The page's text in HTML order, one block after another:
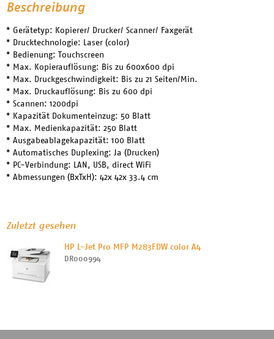
Beschreibung
* Gerätetyp: Kopierer/ Drucker/ Scanner/ Faxgerät
* Drucktechnologie: Laser (color)
* Bedienung: Touchscreen
* Max. Kopierauflösung: Bis zu 600x600 dpi
* Max. Druckgeschwindigkeit: Bis zu 21 Seiten/Min.
* Max. Druckauflösung: Bis zu 600 dpi
* Scannen: 1200dpi
* Kapazität Dokumenteinzug: 50 Blatt
* Max. Medienkapazität: 250 Blatt
* Ausgabeablagekapazität: 100 Blatt
* Automatisches Duplexing: Ja (Drucken)
* PC-Verbindung: LAN, USB, direct WiFi
* Abmessungen (BxTxH): 42x 42x 33.4 cm
Zuletzt gesehen
HP L-Jet Pro MFP M283FDW color A4
DR000994